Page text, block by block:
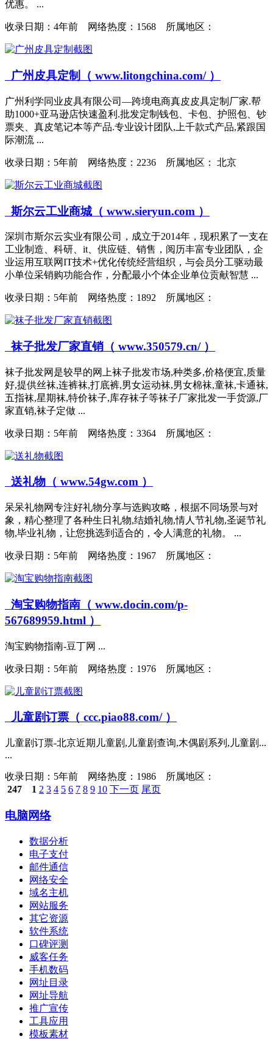
优惠。 ...
收录日期： 4年前 网络热度：1568 所属地区：
广州皮具定制（ www.litongchina.com/ ）
广州利学同业皮具有限公司—跨境电商真皮皮具定制厂家.帮
助1000+亚马逊店快速盈利.批发定制钱包、卡包、护照包、钞
票夹、真皮笔记本等产品.专业设计团队,上千款式产品,紧跟国
际潮流 ...
收录日期： 5年前 网络热度：2236 所属地区： 北京
斯尔云工业商城（ www.sieryun.com ）
深圳市斯尔云实业有限公司，成立于2014年，现积累了一支在
工业制造、科研、it、供应链、销售，阅历丰富专业团队，企
业运用互联网IT技术+优化传统经营组织，与会员分工驱动最
小单位采销购功能合作，分配最小个体企业单位贡献智慧 ...
收录日期： 5年前 网络热度：1892 所属地区：
袜子批发厂家直销（ www.350579.cn/ ）
袜子批发网是较早的网上袜子批发市场,种类多,价格便宜,质量
好,提供丝袜,连裤袜,打底裤,男女运动袜,男女棉袜,童袜,卡通袜,
五指袜,星期袜,特价袜子,库存袜子等袜子厂家批发一手货源,厂
家直销,袜子定做 ...
收录日期： 5年前 网络热度：3364 所属地区：
送礼物（ www.54gw.com ）
呆呆礼物网专注好礼物分享与选购攻略，根据不同场景与对
象，精心整理了各种生日礼物,结婚礼物,情人节礼物,圣诞节礼
物,毕业礼物，让您挑选到适合的，令人满意的礼物。 ...
收录日期： 5年前 网络热度：1967 所属地区：
淘宝购物指南（ www.docin.com/p-
567689959.html ）
淘宝购物指南-豆丁网 ...
收录日期： 5年前 网络热度：1976 所属地区：
儿童剧订票（ ccc.piao88.com/ ）
儿童剧订票-北京近期儿童剧,儿童剧查询,木偶剧系列,儿童剧...
...
收录日期： 5年前 网络热度：1986 所属地区：
247
1 2 3 4 5 6 7 8 9 10 下一页 尾页
电脑网络
数据分析
电子支付
邮件通信
网络安全
域名主机
网站服务
其它资源
软件系统
口碑评测
威客任务
手机数码
网址目录
网址导航
推广宣传
工具应用
模板素材